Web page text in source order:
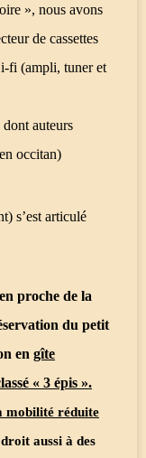
», nous avons
de cassettes
fi (ampli, tuner et
auteurs
occitan)
s’est articulé
proche de la
du petit
en gîte
« 3 épis ».
mobilité réduite
aussi à des